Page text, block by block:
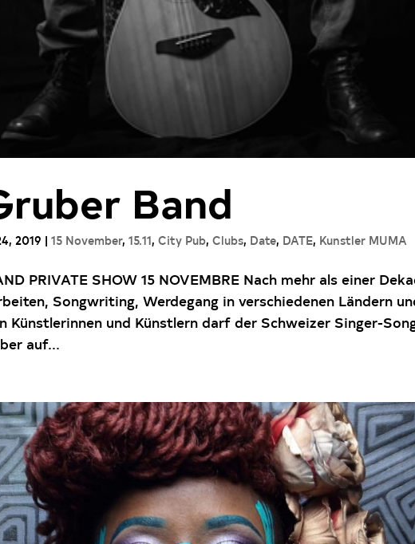
Band
2019 |15 November,15.11,City Pub,Clubs, Date, DATE, Kunstler MUMA
PRIVATE SHOW 15 NOVEMBRE Nach mehr als einer
Songwriting, Werdegang in verschiedenen Ländern
Künstlerinnen und Künstlern darf der Schweizer Singer-
auf...